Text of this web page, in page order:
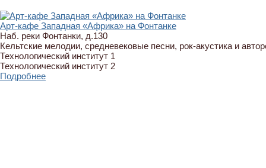
Арт-кафе Западная «Африка» на Фонтанке
Наб. реки Фонтанки, д.130
Кельтские мелодии, средневековые песни, рок-акустика и
Технологический институт 1
Технологический институт 2
Подробнее